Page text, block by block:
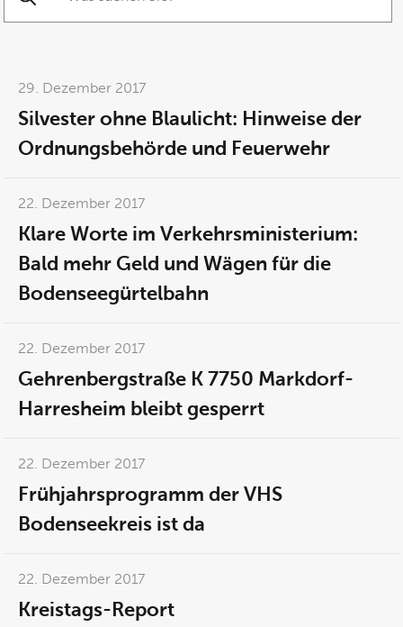
29. Dezember 2017
Silvester ohne Blaulicht: Hinweise der
Ordnungsbehörde und Feuerwehr
22. Dezember 2017
Klare Worte im Verkehrsministerium:
Bald mehr Geld und Wägen für die
Bodenseegürtelbahn
22. Dezember 2017
Gehrenbergstraße K 7750 Markdorf-
Harresheim bleibt gesperrt
22. Dezember 2017
Frühjahrsprogramm der VHS
Bodenseekreis ist da
22. Dezember 2017
Kreistags-Report